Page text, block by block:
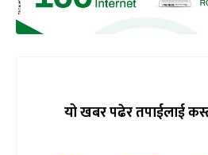
यो खबर पढेर तपाईलाई